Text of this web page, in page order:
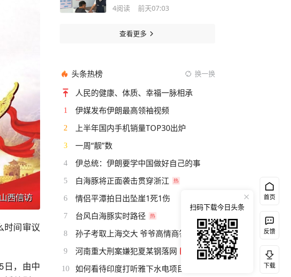
时间审议
日，由中
4阅读 前天07:03
查看更多
头条热榜 换一换
人民的健康、体质、幸福一脉相承
1 伊媒发布伊朗最高领袖视频
2 上半年国内手机销量TOP30出炉
3 一周“靓”数
4 伊总统：伊朗要学中国做好自己的事
5 白海豚将正面袭击贯穿浙江
6 情侣平潭拍日出坠崖1死1伤
7 台风白海豚实时路径
8 孙子考取上海交大 爷爷高情商答谢
9 河南重大刑案嫌犯夏某钢落网
10 如何看待印度打听雅下水电项目细节
首页
反馈
下载
扫码下载今日头条